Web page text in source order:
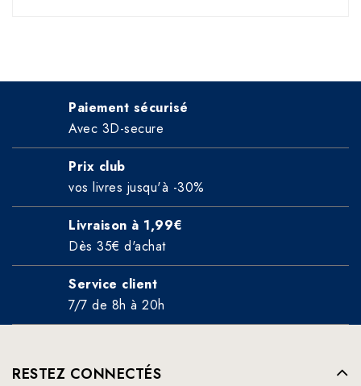
Paiement sécurisé
Avec 3D-secure
Prix club
vos livres jusqu'à -30%
Livraison à 1,99€
Dès 35€ d'achat
Service client
7/7 de 8h à 20h
RESTEZ CONNECTÉS